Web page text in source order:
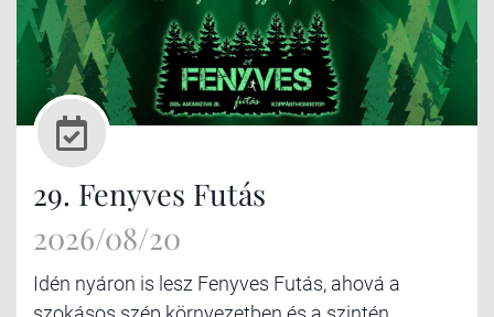
29. Fenyves Futás
2026/08/20
Idén nyáron is lesz Fenyves Futás, ahová a